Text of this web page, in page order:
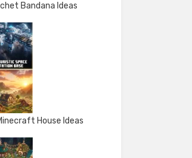
Bandana Ideas
House Ideas